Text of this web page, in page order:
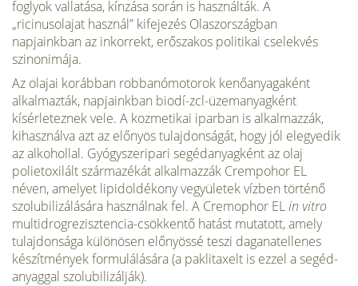
foglyok vallatása, kínzása során is használták. A
„ricinusolajat használ” kifejezés Olaszországban
napjainkban az inkorrekt, erőszakos politikai cselekvés
szinonimája.
Az olajai korábban robbanómotorok kenőanyagaként
alkalmazták, napjainkban biodí-zcl-üzemanyagként
kísérleteznek vele. A kozmetikai iparban is alkalmazzák,
kihasználva azt az előnyös tulajdonságát, hogy jól elegyedik
az alkohollal. Gyógyszeripari segédanyag­ként az olaj
polietoxilált származékát alkalmazzák Crempohor EL
néven, amelyet lipidoldékony vegyületek vízben történő
szolubilizálására használnak fel. A Cremophor ELin vitro
multidrogrezisztencia-csökkentő hatást mutatott, amely
tulajdonsága különösen előnyössé teszi daganatellenes
készítmények formulálására (a paklitaxelt is ezzel a segéd­
anyaggal szolubilizálják).